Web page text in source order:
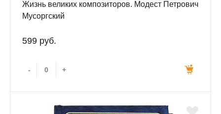
Жизнь великих композиторов. Модест Петрович
Мусоргский
599 руб.
- +